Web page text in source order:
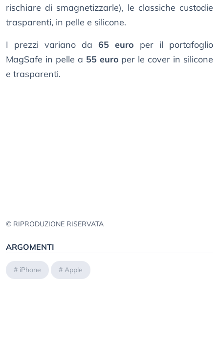
rischiare di smagnetizzarle), le classiche custodie
trasparenti, in pelle e silicone.
I prezzi variano da 65 euro per il portafoglio
MagSafe in pelle a 55 euro per le cover in silicone
e trasparenti.
© RIPRODUZIONE RISERVATA
ARGOMENTI
# iPhone # Apple